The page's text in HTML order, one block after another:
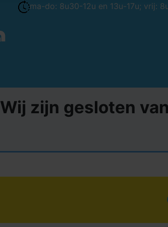
ma-do: 8u30-12u en 13u-17u; vrij:
Wij zijn gesloten